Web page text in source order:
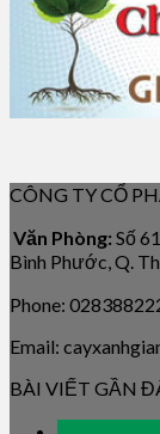
CÔNG TY CỔ
Văn Phòng: Số
Bình Phước, Q.
Phone:
Email:
BÀI VIẾT GẦN